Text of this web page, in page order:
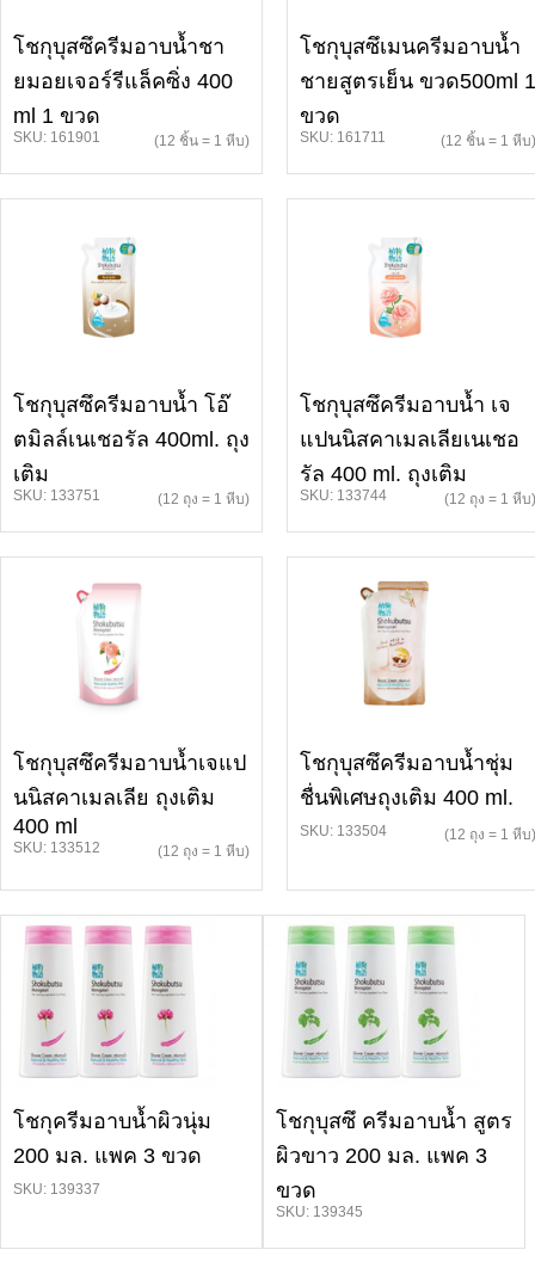
โชกุบุสซึครีมอาบน้ำชา
ยมอยเจอร์รีแล็คซิ่ง 400
ml 1 ขวด
SKU: 161901 (12 ชิ้น = 1 หีบ)
โชกุบุสซึเมนครีมอาบน้ำ
ชายสูตรเย็น ขวด500ml 1
ขวด
SKU: 161711 (12 ชิ้น = 1 หีบ)
โชกุบุสซึครีมอาบน้ำ โอ๊
ตมิลล์เนเชอรัล 400ml. ถุง
เติม
SKU: 133751 (12 ถุง = 1 หีบ)
โชกุบุสซึครีมอาบน้ำ เจ
แปนนิสคาเมลเลียเนเชอ
รัล 400 ml. ถุงเติม
SKU: 133744 (12 ถุง = 1 หีบ)
โชกุบุสซึครีมอาบน้ำเจแป
นนิสคาเมลเลีย ถุงเติม
400 ml
SKU: 133512 (12 ถุง = 1 หีบ)
โชกุบุสซึครีมอาบน้ำชุ่ม
ชื่นพิเศษถุงเติม 400 ml.
SKU: 133504 (12 ถุง = 1 หีบ)
โชกุครีมอาบน้ำผิวนุ่ม
200 มล. แพค 3 ขวด
SKU: 139337
โชกุบุสซึ ครีมอาบน้ำ สูตร
ผิวขาว 200 มล. แพค 3
ขวด
SKU: 139345